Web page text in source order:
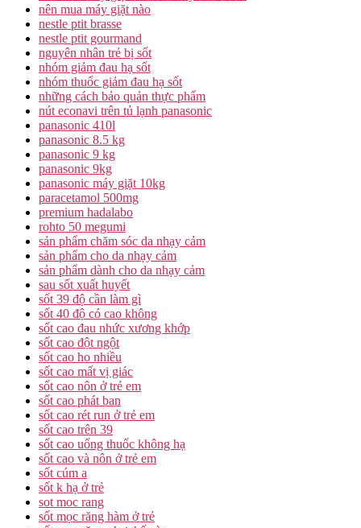
nên mua máy giặt nào
nestle ptit brasse
nestle ptit gourmand
nguyên nhân trẻ bị sốt
nhóm giảm đau hạ sốt
nhóm thuốc giảm đau hạ sốt
những cách bảo quản thực phẩm
nút econavi trên tủ lạnh panasonic
panasonic 410l
panasonic 8.5 kg
panasonic 9 kg
panasonic 9kg
panasonic máy giặt 10kg
paracetamol 500mg
premium hadalabo
rohto 50 megumi
sản phẩm chăm sóc da nhạy cảm
sản phẩm cho da nhạy cảm
sản phẩm dành cho da nhạy cảm
sau sốt xuất huyết
sốt 39 độ cần làm gì
sốt 40 độ có cao không
sốt cao đau nhức xương khớp
sốt cao đột ngột
sốt cao ho nhiều
sốt cao mất vị giác
sốt cao nôn ở trẻ em
sốt cao phát ban
sốt cao rét run ở trẻ em
sốt cao trên 39
sốt cao uống thuốc không hạ
sốt cao và nôn ở trẻ em
sốt cúm a
sốt k hạ ở trẻ
sot moc rang
sốt mọc răng hàm ở trẻ